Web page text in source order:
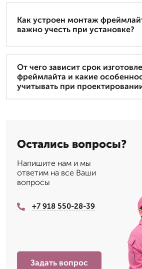
Как устроен монтаж
важно учесть при установке?
От чего зависит срок
фреймлайта и какие
учитывать при
Остались вопросы?
Напишите нам и мы
ответим на все Ваши
вопросы
+7 918 550-28-39
Задать вопрос